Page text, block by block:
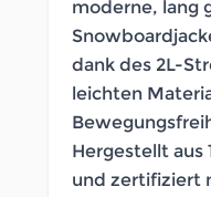
moderne, lang
dank des 2L-
leichten
Hergestellt aus
und zertifiziert